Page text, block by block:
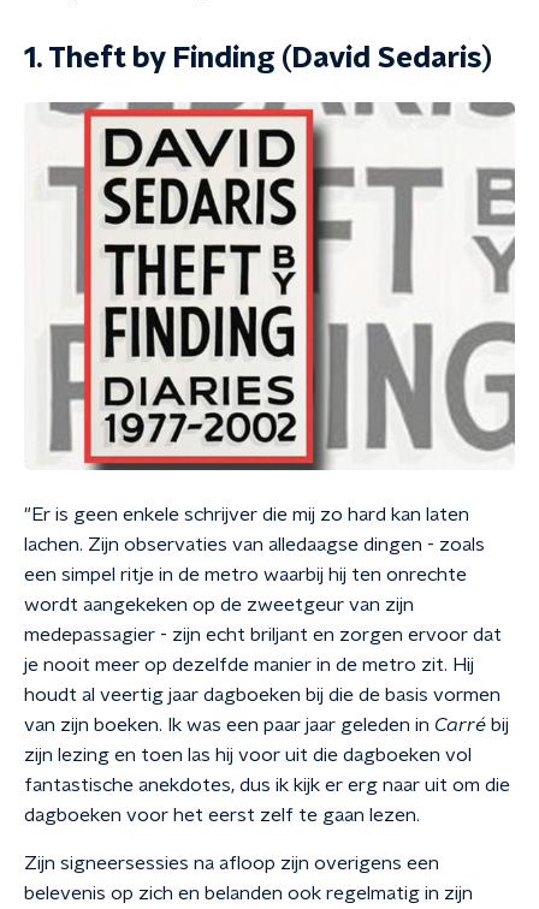
1. Theft by Finding (David Sedaris)
"Er is geen enkele schrijver die mij zo hard kan laten
lachen. Zijn observaties van alledaagse dingen - zoals
een simpel ritje in de metro waarbij hij ten onrechte
wordt aangekeken op de zweetgeur van zijn
medepassagier - zijn echt briljant en zorgen ervoor dat
je nooit meer op dezelfde manier in de metro zit. Hij
houdt al veertig jaar dagboeken bij die de basis vormen
van zijn boeken. Ik was een paar jaar geleden in Carré bij
zijn lezing en toen las hij voor uit die dagboeken vol
fantastische anekdotes, dus ik kijk er erg naar uit om die
dagboeken voor het eerst zelf te gaan lezen.
Zijn signeersessies na afloop zijn overigens een
belevenis op zich en belanden ook regelmatig in zijn